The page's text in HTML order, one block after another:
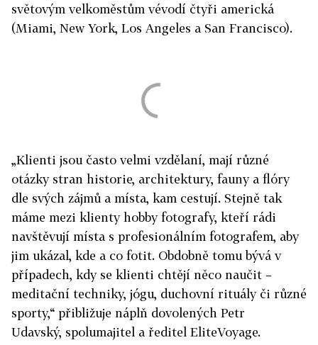
světovým velkoměstům vévodí čtyři americká
(Miami, New York, Los Angeles a San Francisco).
„Klienti jsou často velmi vzdělaní, mají různé
otázky stran historie, architektury, fauny a flóry
dle svých zájmů a místa, kam cestují. Stejně tak
máme mezi klienty hobby fotografy, kteří rádi
navštěvují místa s profesionálním fotografem, aby
jim ukázal, kde a co fotit. Obdobně tomu bývá v
případech, kdy se klienti chtějí něco naučit –
meditační techniky, jógu, duchovní rituály či různé
sporty,“ přibližuje náplň dovolených Petr
Udavský, spolumajitel a ředitel EliteVoyage.